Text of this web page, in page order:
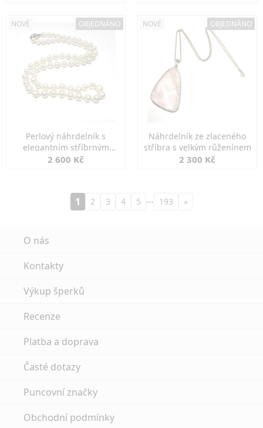
NOVÉ OBJEDNÁNO
Perlový náhrdelník s
elegantním stříbrným
zapínáním
2 600 Kč
NOVÉ OBJEDNÁNO
Náhrdelník ze zlaceného
stříbra s velkým růženínem
2 300 Kč
1 2 3 4 5 … 193 »
O nás
Kontakty
Výkup šperků
Recenze
Platba a doprava
Časté dotazy
Puncovní značky
Obchodní podmínky